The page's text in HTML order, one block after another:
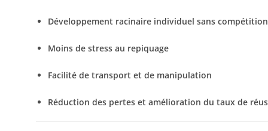
Développement racinaire individuel sans compétition
Moins de stress au repiquage
Facilité de transport et de manipulation
Réduction des pertes et amélioration du taux de